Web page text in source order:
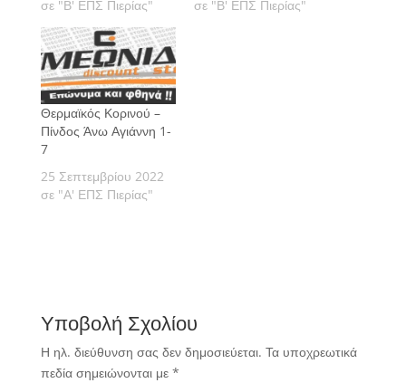
σε "Β' ΕΠΣ Πιερίας"
σε "Β' ΕΠΣ Πιερίας"
Θερμαϊκός Κορινού –
Πίνδος Άνω Αγιάννη 1-
7
25 Σεπτεμβρίου 2022
σε "Α' ΕΠΣ Πιερίας"
Υποβολή Σχολίου
Η ηλ. διεύθυνση σας δεν δημοσιεύεται. Τα υποχρεωτικά
πεδία σημειώνονται με *